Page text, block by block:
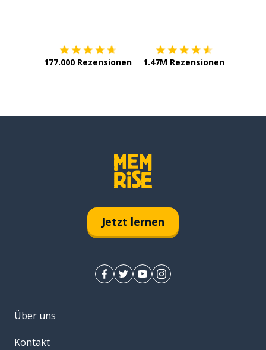
177.000 Rezensionen 1.47M Rezensionen
Jetzt lernen
Über uns
Kontakt